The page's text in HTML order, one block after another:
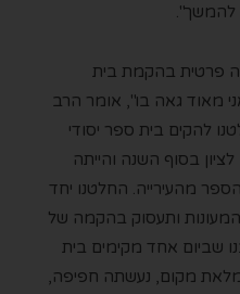
להמשך".
פרטית בהקמת בית
מאוד גאה בו", אומר הרב
"בסוף שנת 2017 החלטנו להקים בית ספר יסודי
לציון בסוף השנה והייתה
מהעירייה. החלטנו יחד
ותעסוק בהקמה של
שביום אחד מקימים בית
מקום, נעשתה חפיפה,